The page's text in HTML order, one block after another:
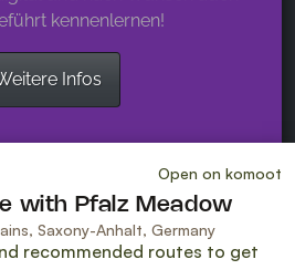
kennenlernen!
Infos